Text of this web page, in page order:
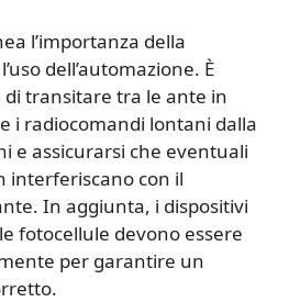
l’importanza della
dell’automazione. È
di transitare tra le ante in
i radiocomandi lontani dalla
e assicurarsi che eventuali
interferiscano con il
In aggiunta, i dispositivi
fotocellule devono essere
per garantire un